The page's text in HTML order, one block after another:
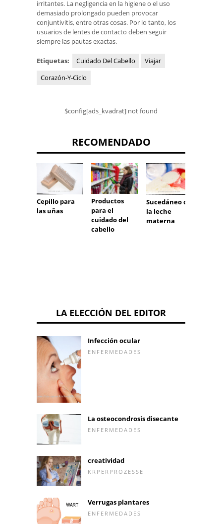
irritantes. La negligencia en la higiene o el uso
demasiado prolongado pueden provocar
conjuntivitis, entre otras cosas. Por lo tanto, los
usuarios de lentes de contacto deben seguir
siempre las pautas exactas.
Etiquetas: Cuidado Del Cabello
Viajar
Corazón-Y-Ciclo
$config[ads_kvadrat] not found
RECOMENDADO
Cepillo para
las uñas
Productos
para el
cuidado del
cabello
Sucedáneo de
la leche
materna
LA ELECCIÓN DEL EDITOR
Infección ocular
ENFERMEDADES
La osteocondrosis disecante
ENFERMEDADES
creatividad
KRPERPROZESSE
Verrugas plantares
ENFERMEDADES